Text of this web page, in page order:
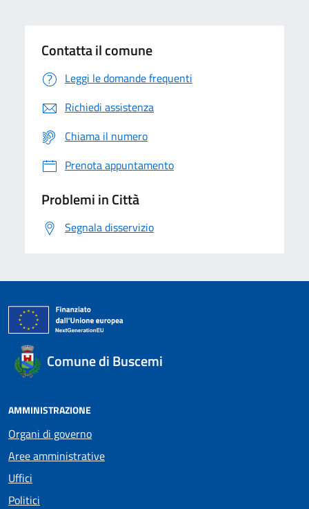
Contatta il comune
Leggi le domande frequenti
Richiedi assistenza
Chiama il numero
Prenota appuntamento
Problemi in Città
Segnala disservizio
Comune di Buscemi
AMMINISTRAZIONE
Organi di governo
Aree amministrative
Uffici
Politici